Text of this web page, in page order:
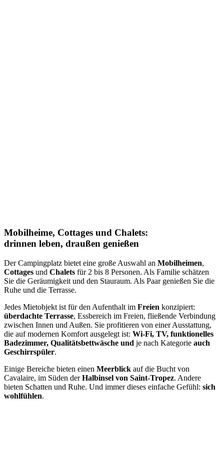
Mobilheime, Cottages und Chalets:
drinnen leben, draußen genießen
Der Campingplatz bietet eine große Auswahl an Mobilheimen,
Cottages und Chalets für 2 bis 8 Personen. Als Familie schätzen
Sie die Geräumigkeit und den Stauraum. Als Paar genießen Sie die
Ruhe und die Terrasse.
Jedes Mietobjekt ist für den Aufenthalt im Freien konzipiert:
überdachte Terrasse, Essbereich im Freien, fließende Verbindung
zwischen Innen und Außen. Sie profitieren von einer Ausstattung,
die auf modernen Komfort ausgelegt ist: Wi-Fi, TV, funktionelles
Badezimmer, Qualitätsbettwäsche und je nach Kategorie auch
Geschirrspüler.
Einige Bereiche bieten einen Meerblick auf die Bucht von
Cavalaire, im Süden derHalbinsel von Saint-Tropez. Andere
bieten Schatten und Ruhe. Und immer dieses einfache Gefühl: sich
wohlfühlen.